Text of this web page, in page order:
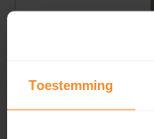
Toestemming
T/m 1945